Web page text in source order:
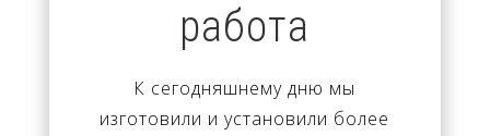
работа
К сегодняшнему дню мы
изготовили и установили более